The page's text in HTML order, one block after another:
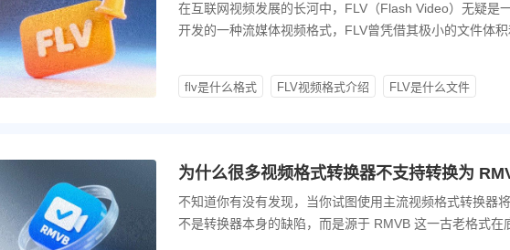
在互联网视频发展的长河中，FLV（Flash Video）无疑是
开发的一种流媒体视频格式，FLV曾凭借其极小的文件体
flv是什么格式 FLV视频格式介绍 FLV是什么文件
为什么很多视频格式转换器不支持转换为
不知道你有没有发现，当你试图使用主流视频格式转换器
不是转换器本身的缺陷，而是源于 RMVB 这一古老格式